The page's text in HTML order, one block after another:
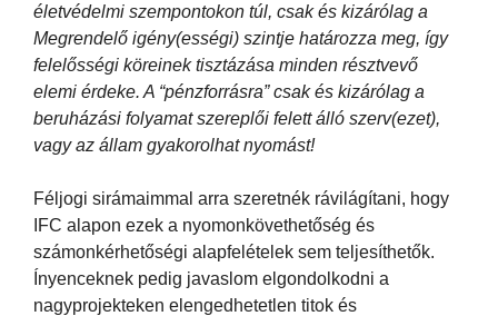
életvédelmi szempontokon túl, csak és kizárólag a
Megrendelő igény(ességi) szintje határozza meg, így
felelősségi köreinek tisztázása minden résztvevő
elemi érdeke. A “pénzforrásra” csak és kizárólag a
beruházási folyamat szereplői felett álló szerv(ezet),
vagy az állam gyakorolhat nyomást!
Féljogi sirámaimmal arra szeretnék rávilágítani, hogy
IFC alapon ezek a nyomonkövethetőség és
számonkérhetőségi alapfelételek sem teljesíthetők.
Ínyenceknek pedig javaslom elgondolkodni a
nagyprojekteken elengedhetetlen titok és